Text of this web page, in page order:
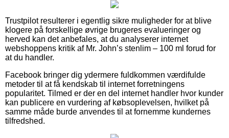
Trustpilot resulterer i egentlig sikre muligheder for at blive
klogere på forskellige øvrige brugeres evalueringer og
herved kan det anbefales, at du analyserer internet
webshoppens kritik af Mr. John’s stenlim – 100 ml forud for
at du handler.
Facebook bringer dig ydermere fuldkommen værdifulde
metoder til at få kendskab til internet forretningens
popularitet. Tilmed er der en del internet handler hvor kunder
kan publicere en vurdering af købsoplevelsen, hvilket på
samme måde burde anvendes til at fornemme kundernes
tilfredshed.